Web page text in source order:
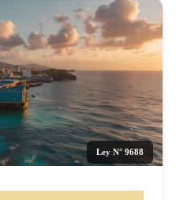
Ley N° 9688